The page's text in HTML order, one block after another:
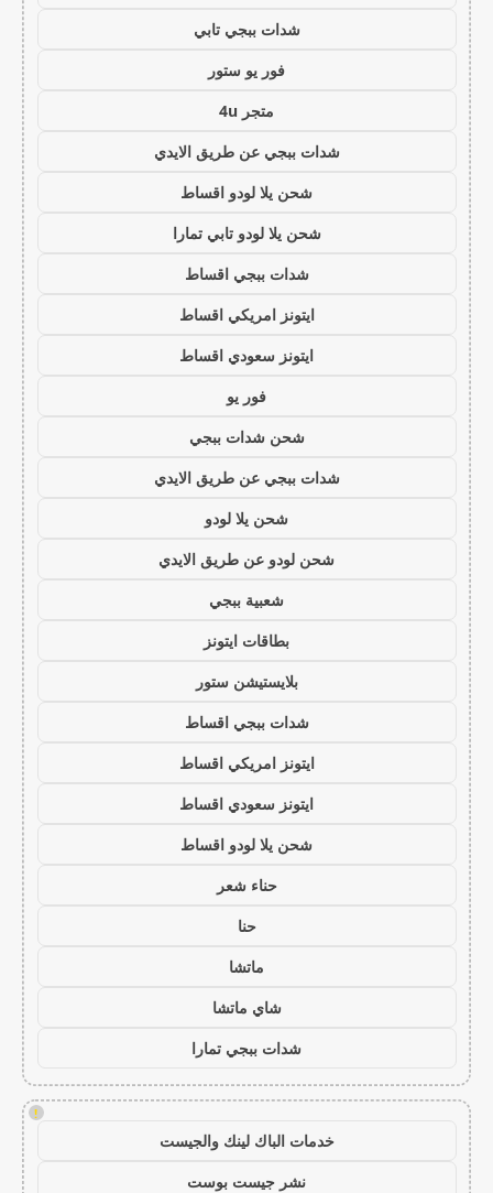
شدات ببجي تابي
فور يو ستور
متجر 4u
شدات ببجي عن طريق الايدي
شحن يلا لودو اقساط
شحن يلا لودو تابي تمارا
شدات ببجي اقساط
ايتونز امريكي اقساط
ايتونز سعودي اقساط
فور يو
شحن شدات ببجي
شدات ببجي عن طريق الايدي
شحن يلا لودو
شحن لودو عن طريق الايدي
شعبية ببجي
بطاقات ايتونز
بلايستيشن ستور
شدات ببجي اقساط
ايتونز امريكي اقساط
ايتونز سعودي اقساط
شحن يلا لودو اقساط
حناء شعر
حنا
ماتشا
شاي ماتشا
شدات ببجي تمارا
!
خدمات الباك لينك والجيست
نشر جيست بوست